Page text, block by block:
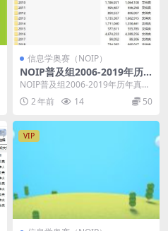
信息学奥赛（NOIP）
NOIP普及组2006-2019年历
年真题
NOIP普及组2006-2019年历年真
题，包括初赛试题和答案，复赛试
题和答案 ...
2 年前 14 50
VIP